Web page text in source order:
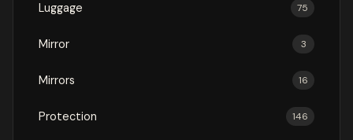
Luggage 75
Mirror 3
Mirrors 16
Protection 146